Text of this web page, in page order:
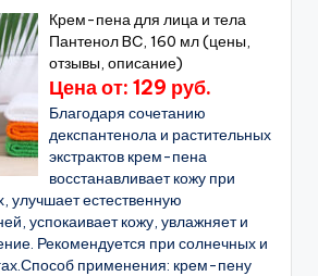
Крем-пена для лица и тела
Пантенол BC, 160 мл (цены,
отзывы, описание)
Цена от: 129 руб.
Благодаря сочетанию
декспантенола и растительных
экстрактов крем-пена
восстанавливает кожу при
улучшает естественную
успокаивает кожу, увлажняет и
Рекомендуется при солнечных и
применения: крем-пену